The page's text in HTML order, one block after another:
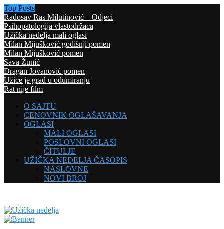
Top Posts
Radosav Ras Milutinović – Odjeci
Psihopatologija vlastodržaca
Užička nedelja mali oglasi
Milan Mijušković godišnji pomen
Milan Mijušković pomen
Sava Žunić
Dragan Jovanović pomen
Užice je grad u odumiranju
Rat nije film
O SAJTU
CENOVNIK OGLAŠAVANJA
OGLASI
MALI OGLASI
POSLOVNI OGLASI
ČITULJE
UŽIČKA NEDELJA ČASOPIS
NASLOVNE
NOVI BROJ